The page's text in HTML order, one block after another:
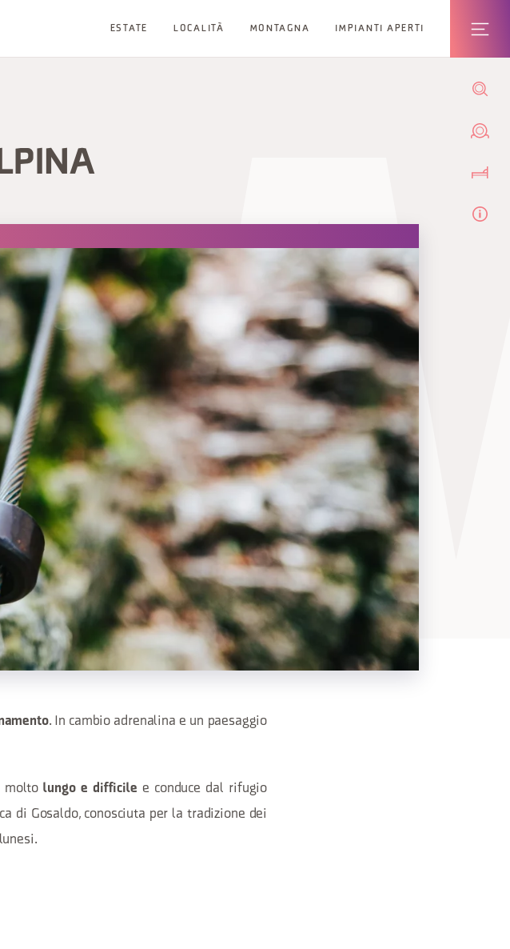
ESTATE LOCALITÀ MONTAGNA IMPIANTI APERTI
. In cambio adrenalina e un paesaggio
moltolungo e difficile e conduce dal rifugio
di Gosaldo, conosciuta per la tradizione dei